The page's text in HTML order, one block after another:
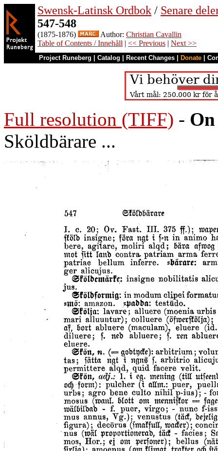
Swensk-Latinsk Ordbok / Senare
547-548
(1875-1876) Author: Christian Cavallin
Table of Contents / Innehåll | << Previous | Next >>
Project Runeberg Catalog Recent Changes Donate
Full resolution (TIFF) -
Sköldbärare ...